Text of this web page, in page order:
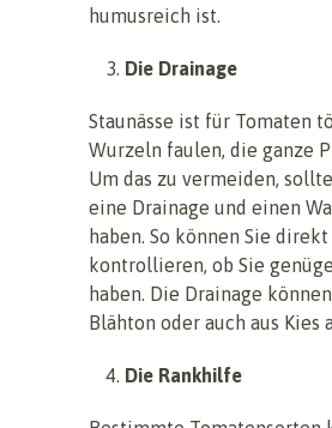
humusreich ist.
Die Drainage
Staunässe ist für Tomaten
Wurzeln faulen, die ganze
Um das zu vermeiden,
eine Drainage und einen
haben. So können Sie direkt
kontrollieren, ob Sie
haben. Die Drainage
Blähton oder auch aus Kies
Die Rankhilfe